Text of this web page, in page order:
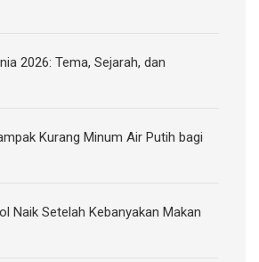
2026: Tema, Sejarah, dan
Kurang Minum Air Putih bagi
Naik Setelah Kebanyakan Makan